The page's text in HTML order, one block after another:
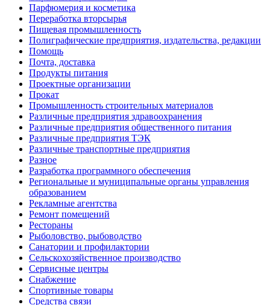
Парфюмерия и косметика
Переработка вторсырья
Пищевая промышленность
Полиграфические предприятия, издательства, редакции
Помощь
Почта, доставка
Продукты питания
Проектные организации
Прокат
Промышленность строительных материалов
Различные предприятия здравоохранения
Различные предприятия общественного питания
Различные предприятия ТЭК
Различные транспортные предприятия
Разное
Разработка программного обеспечения
Региональные и муниципальные органы управления
образованием
Рекламные агентства
Ремонт помещений
Рестораны
Рыболовство, рыбоводство
Санатории и профилактории
Сельскохозяйственное производство
Сервисные центры
Снабжение
Спортивные товары
Средства связи